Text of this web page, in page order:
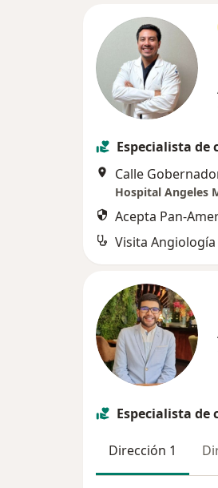
Especialista de
Acepta Pan-
Visita
Especialista de
Dirección 1